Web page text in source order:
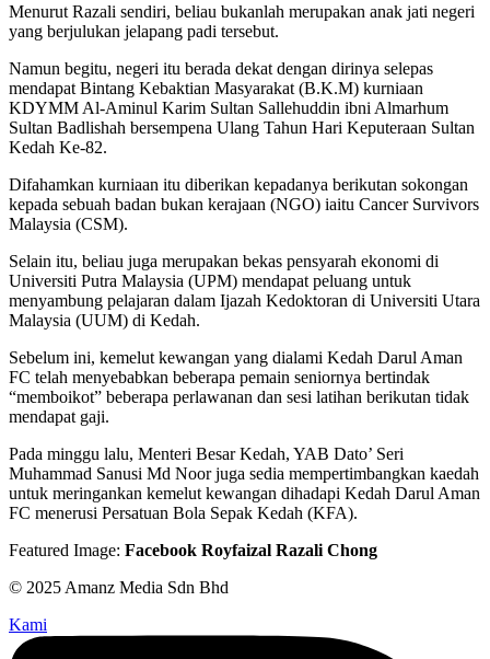
Menurut Razali sendiri, beliau bukanlah merupakan anak jati negeri
yang berjulukan jelapang padi tersebut.
Namun begitu, negeri itu berada dekat dengan dirinya selepas
mendapat Bintang Kebaktian Masyarakat (B.K.M) kurniaan
KDYMM Al-Aminul Karim Sultan Sallehuddin ibni Almarhum
Sultan Badlishah bersempena Ulang Tahun Hari Keputeraan Sultan
Kedah Ke-82.
Difahamkan kurniaan itu diberikan kepadanya berikutan sokongan
kepada sebuah badan bukan kerajaan (NGO) iaitu Cancer Survivors
Malaysia (CSM).
Selain itu, beliau juga merupakan bekas pensyarah ekonomi di
Universiti Putra Malaysia (UPM) mendapat peluang untuk
menyambung pelajaran dalam Ijazah Kedoktoran di Universiti Utara
Malaysia (UUM) di Kedah.
Sebelum ini, kemelut kewangan yang dialami Kedah Darul Aman
FC telah menyebabkan beberapa pemain seniornya bertindak
“memboikot” beberapa perlawanan dan sesi latihan berikutan tidak
mendapat gaji.
Pada minggu lalu, Menteri Besar Kedah, YAB Dato’ Seri
Muhammad Sanusi Md Noor juga sedia mempertimbangkan kaedah
untuk meringankan kemelut kewangan dihadapi Kedah Darul Aman
FC menerusi Persatuan Bola Sepak Kedah (KFA).
Featured Image: Facebook Royfaizal Razali Chong
© 2025 Amanz Media Sdn Bhd
Kami